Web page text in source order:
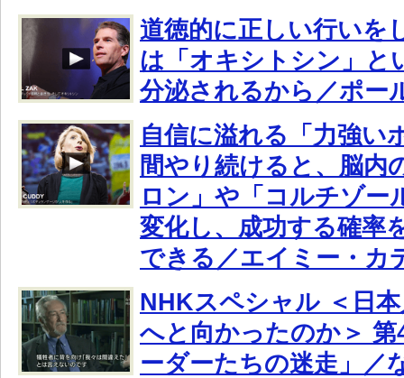
道徳的に正しい行いを
は「オキシトシン」と
分泌されるから／ポー
自信に溢れる「力強い
間やり続けると、脳内
ロン」や「コルチゾー
変化し、成功する確率
できる／エイミー・カ
NHKスペシャル ＜日
へと向かったのか＞ 第
ーダーたちの迷走」／